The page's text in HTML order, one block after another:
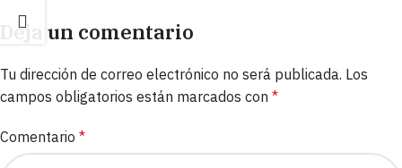
Deja un comentario
Tu dirección de correo electrónico no será publicada. Los
campos obligatorios están marcados con *
Comentario *